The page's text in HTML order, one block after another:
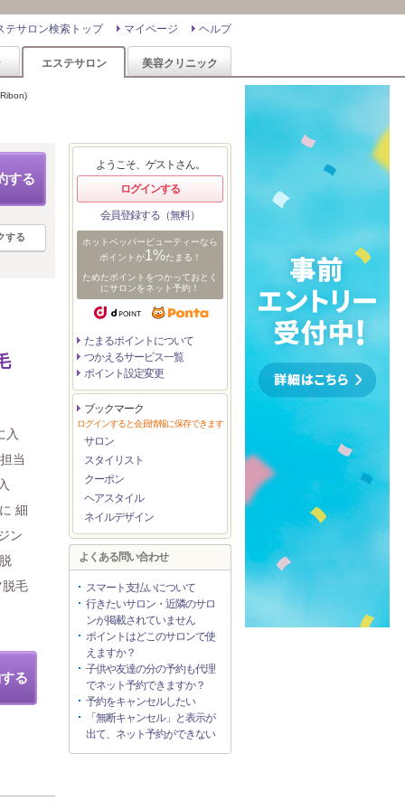
ヘルプ
マイページ
テサロン検索トップ
エステサロン 美容クリニック
する
する
入
当
細
ン
脱毛
る
ようこそ、ゲストさん。
ログインする
会員登録する（無料）
ホットペッパービューティーなら
ポイントが1%たまる！
ためたポイントをつかっておとく
にサロンをネット予約！
たまるポイントについて
つかえるサービス一覧
ポイント設定変更
ブックマーク
ログインすると会員情報に保存できます
サロン
スタイリスト
クーポン
ヘアスタイル
ネイルデザイン
よくある問い合わせ
スマート支払いについて
行きたいサロン・近隣のサロ
ンが掲載されていません
ポイントはどこのサロンで使
えますか？
子供や友達の分の予約も代理
でネット予約できますか？
予約をキャンセルしたい
「無断キャンセル」と表示が
出て、ネット予約ができない